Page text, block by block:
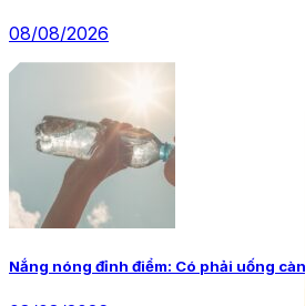
08/08/2026
Nắng nóng đỉnh điểm: Có phải uống